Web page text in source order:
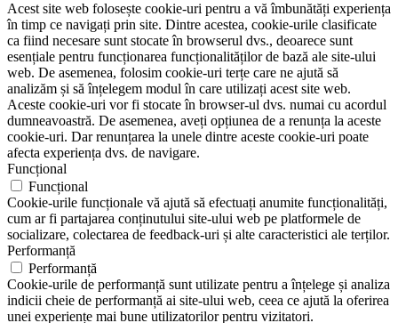
Acest site web folosește cookie-uri pentru a vă îmbunătăți experiența
în timp ce navigați prin site. Dintre acestea, cookie-urile clasificate
ca fiind necesare sunt stocate în browserul dvs., deoarece sunt
esențiale pentru funcționarea funcționalităților de bază ale site-ului
web. De asemenea, folosim cookie-uri terțe care ne ajută să
analizăm și să înțelegem modul în care utilizați acest site web.
Aceste cookie-uri vor fi stocate în browser-ul dvs. numai cu acordul
dumneavoastră. De asemenea, aveți opțiunea de a renunța la aceste
cookie-uri. Dar renunțarea la unele dintre aceste cookie-uri poate
afecta experiența dvs. de navigare.
Funcțional
Funcțional
Cookie-urile funcționale vă ajută să efectuați anumite funcționalități,
cum ar fi partajarea conținutului site-ului web pe platformele de
socializare, colectarea de feedback-uri și alte caracteristici ale terților.
Performanță
Performanță
Cookie-urile de performanță sunt utilizate pentru a înțelege și analiza
indicii cheie de performanță ai site-ului web, ceea ce ajută la oferirea
unei experiențe mai bune utilizatorilor pentru vizitatori.